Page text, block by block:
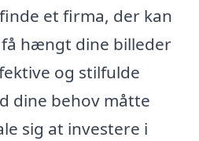
et firma, der kan
hængt dine billeder
og stilfulde
dine behov måtte
sig at investere i